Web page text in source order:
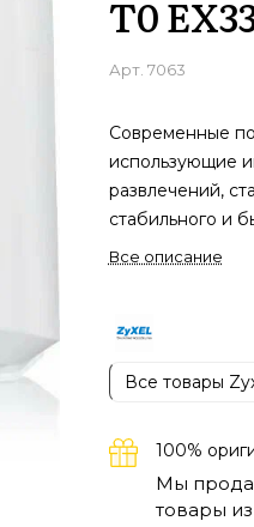
T0
Арт. 7063
Современные
использующие
развлечений,
стабильного и
роутер Zyxel
надежное
подойдёт как
и для
представляет
функцией
Все описание
Все товары
100%
Мы
товары из